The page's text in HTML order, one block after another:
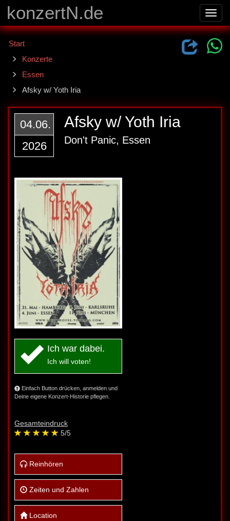
konzertN.de
Start
Konzerte
Essen
Afsky w/ Yoth Iria
04.06.
2026
Afsky w/ Yoth Iria
Don't Panic, Essen
Ich war dabei.
Ich will voten!
Einfach Button drücken, anmelden und
Deine eigene Konzert-Historie pflegen.
Gesamteindruck
5/5
Reinhören
Zeiten und Zahlen
Location